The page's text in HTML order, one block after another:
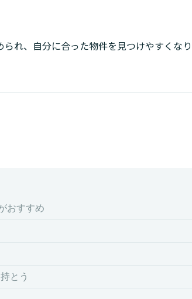
れ、自分に合った物件を見つけやすくな
おすすめ
とう